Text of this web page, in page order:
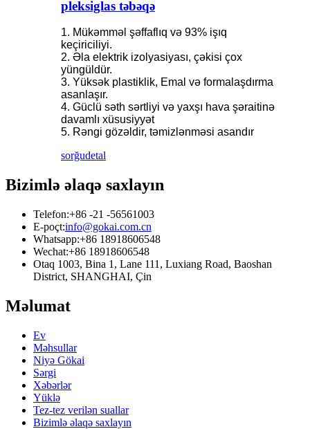
pleksiglas təbəqə
1. Mükəmməl şəffaflıq və 93% işıq
keçiriciliyi.
2. Əla elektrik izolyasiyası, çəkisi çox
yüngüldür.
3. Yüksək plastiklik, Emal və formalaşdırma
asanlaşır.
4. Güclü səth sərtliyi və yaxşı hava şəraitinə
davamlı xüsusiyyət
5. Rəngi ​​gözəldir, təmizlənməsi asandır
sorğudetal
Bizimlə əlaqə saxlayın
Telefon:+86 -21 -56561003
E-poçt:info@gokai.com.cn
Whatsapp:+86 18918606548
Wechat:+86 18918606548
Otaq 1003, Bina 1, Lane 111, Luxiang Road, Baoshan
District, SHANGHAI, Çin
Məlumat
Ev
Məhsullar
Niyə Gökai
Sərgi
Xəbərlər
Yüklə
Tez-tez verilən suallar
Bizimlə əlaqə saxlayın